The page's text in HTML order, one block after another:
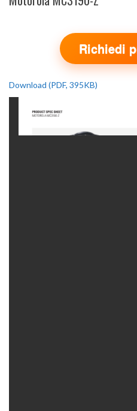
Richiedi
Download (PDF, 395KB)